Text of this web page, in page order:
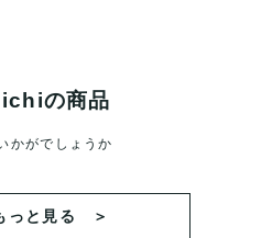
の商品
かがでしょうか
っと見る ＞